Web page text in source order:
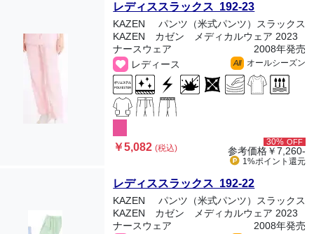
レディススラックス 192-23
KAZEN
パンツ（米式パンツ）スラックス
KAZEN カゼン メディカルウェア 2023
ナースウェア
2008年発売
レディース
All オールシーズン
￥5,082(税込)
30% OFF
参考価格￥7,260-
1%ポイント 還元
レディススラックス 192-22
KAZEN
パンツ（米式パンツ）スラックス
KAZEN カゼン メディカルウェア 2023
ナースウェア
2008年発売